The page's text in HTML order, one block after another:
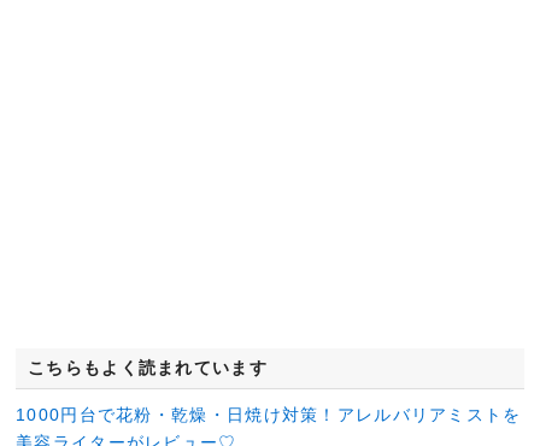
こちらもよく読まれています
1000円台で花粉・乾燥・日焼け対策！アレルバリアミストを